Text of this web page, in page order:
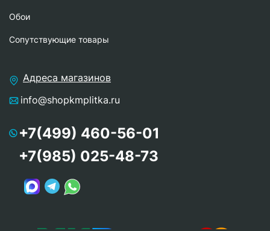
Обои
Сопутствующие товары
Адреса магазинов
info@shopkmplitka.ru
+7(499) 460-56-01
+7(985) 025-48-73